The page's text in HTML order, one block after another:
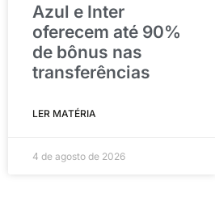
Azul e Inter
oferecem até 90%
de bônus nas
transferências
LER MATÉRIA
4 de agosto de 2026